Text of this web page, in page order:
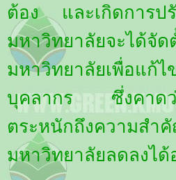
ต้อง และเกิดการป
มหาวิทยาลัยจะได้จั
มหาวิทยาลัยเพื่อแ
บุคลากร ซึ่งคาดว่า
ตระหนักถึงความ
มหาวิทยาลัยลดลงได้